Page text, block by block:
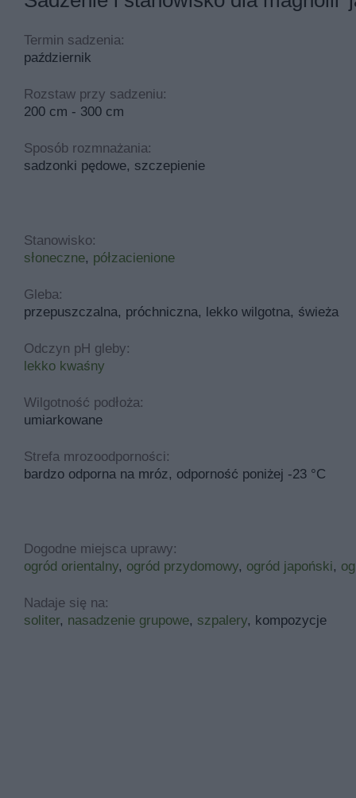
Termin sadzenia:
październik
Rozstaw przy sadzeniu:
200 cm - 300 cm
Sposób rozmnażania:
sadzonki pędowe, szczepienie
Stanowisko:
słoneczne, półzacienione
Gleba:
przepuszczalna, próchniczna, lekko wilgotna, świeża
Odczyn pH gleby:
lekko kwaśny
Wilgotność podłoża:
umiarkowane
Strefa mrozoodporności:
bardzo odporna na mróz, odporność poniżej -23 °C
Dogodne miejsca uprawy:
ogród orientalny, ogród przydomowy, ogród japoński,
Nadaje się na:
soliter, nasadzenie grupowe, szpalery, kompozycje